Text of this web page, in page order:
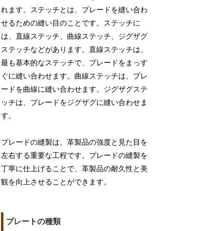
れます。ステッチとは、プレードを縫い合わ
せるための縫い目のことです。ステッチに
は、直線ステッチ、曲線ステッチ、ジグザグ
ステッチなどがあります。直線ステッチは、
最も基本的なステッチで、プレードをまっす
ぐに縫い合わせます。曲線ステッチは、プレ
ードを曲線に縫い合わせます。ジグザグステ
ッチは、プレードをジグザグに縫い合わせま
す。
プレードの縫製は、革製品の強度と見た目を
左右する重要な工程です。プレードの縫製を
丁寧に仕上げることで、革製品の耐久性と美
観を向上させることができます。
プレートの種類